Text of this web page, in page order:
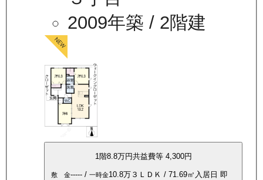
2009年築 / 2階建
1 階8.8万円共益費等 4,300円
敷 金----- / 一時金10.8万 ３ＬＤＫ / 71.69㎡ 入居日 即